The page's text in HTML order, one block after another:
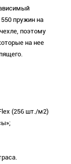
пружин на
поэтому
на нее
(256 шт./м2)